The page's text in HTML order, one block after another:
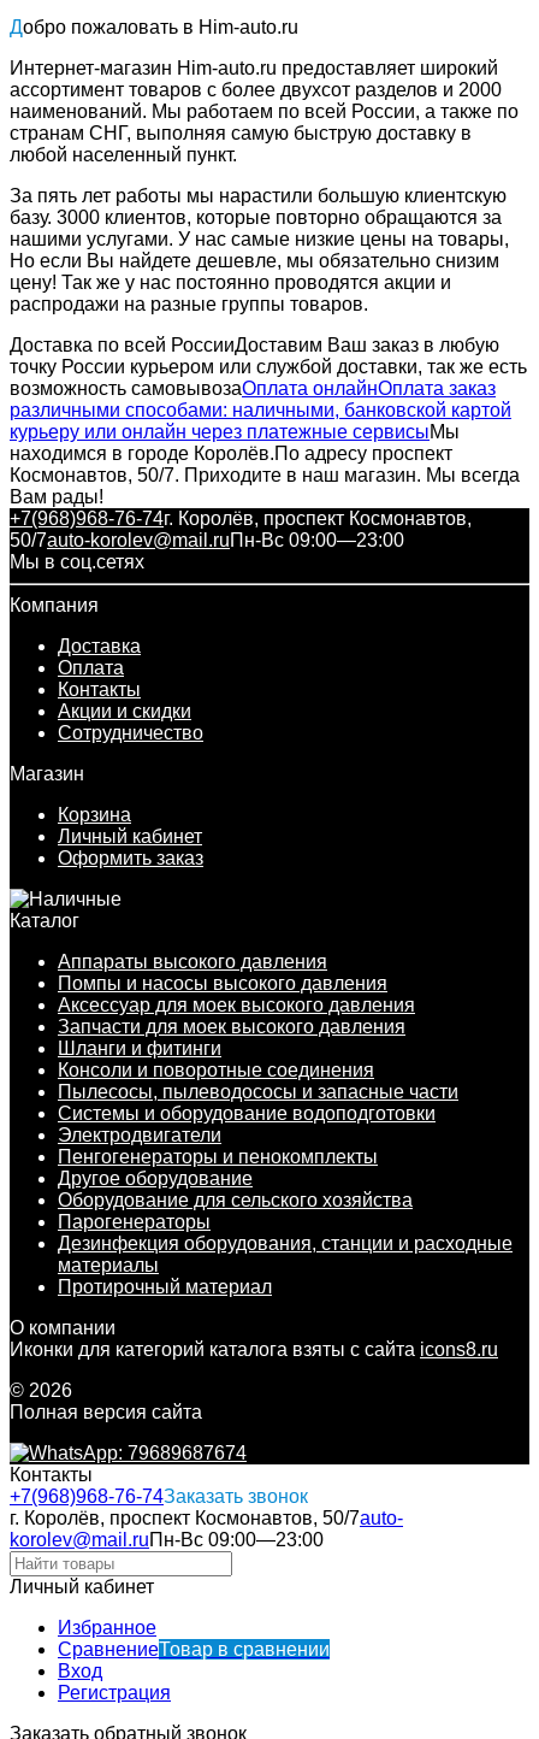
Добро пожаловать в Him-auto.ru
Интернет-магазин Him-auto.ru предоставляет широкий
ассортимент товаров c более двухсот разделов и 2000
наименований. Мы работаем по всей России, а также по
странам СНГ, выполняя самую быструю доставку в
любой населенный пункт.
За пять лет работы мы нарастили большую клиентскую
базу. 3000 клиентов, которые повторно обращаются за
нашими услугами. У нас самые низкие цены на товары,
Но если Вы найдете дешевле, мы обязательно снизим
цену! Так же у нас постоянно проводятся акции и
распродажи на разные группы товаров.
Доставка по всей РоссииДоставим Ваш заказ в любую
точку России курьером или службой доставки, так же есть
возможность самовывозаОплата онлайнОплата заказ
различными способами: наличными, банковской картой
курьеру или онлайн через платежные сервисыМы
находимся в городе Королёв.По адресу проспект
Космонавтов, 50/7. Приходите в наш магазин. Мы всегда
Вам рады!
+7(968)968-76-74г. Королёв, проспект Космонавтов,
50/7auto-korolev@mail.ruПн-Вс 09:00—23:00
Мы в соц.сетях
Компания
Доставка
Оплата
Контакты
Акции и скидки
Сотрудничество
Магазин
Корзина
Личный кабинет
Оформить заказ
Каталог
Аппараты высокого давления
Помпы и насосы высокого давления
Аксессуар для моек высокого давления
Запчасти для моек высокого давления
Шланги и фитинги
Консоли и поворотные соединения
Пылесосы, пылеводососы и запасные части
Системы и оборудование водоподготовки
Электродвигатели
Пенгогенераторы и пенокомплекты
Другое оборудование
Оборудование для сельского хозяйства
Парогенераторы
Дезинфекция оборудования, станции и расходные
материалы
Протирочный материал
О компании
Иконки для категорий каталога взяты с сайта icons8.ru
© 2026
Полная версия сайта
Контакты
+7(968)968-76-74Заказать звонок
г. Королёв, проспект Космонавтов, 50/7auto-
korolev@mail.ruПн-Вс 09:00—23:00
Личный кабинет
Избранное
СравнениеТовар в сравнении
Вход
Регистрация
Заказать обратный звонок